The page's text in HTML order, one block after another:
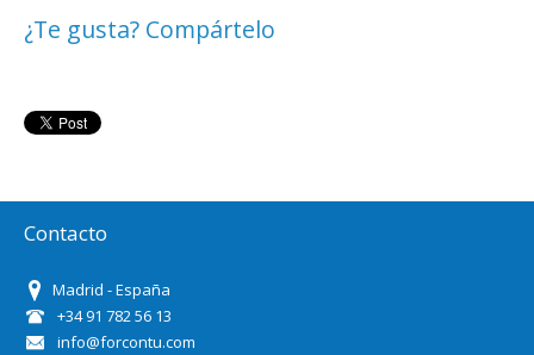
¿Te gusta? Compártelo
Contacto
Madrid - España
+34 91 782 56 13
info@forcontu.com